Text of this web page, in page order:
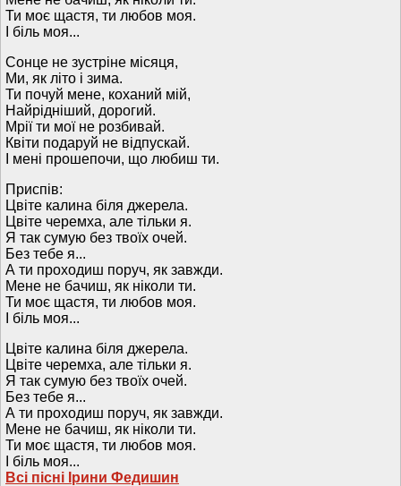
Ти моє щастя, ти любов моя.
І біль моя...
Сонце не зустріне місяця,
Ми, як літо і зима.
Ти почуй мене, коханий мій,
Найрідніший, дорогий.
Мрії ти мої не розбивай.
Квіти подаруй не відпускай.
І мені прошепочи, що любиш ти.
Приспів:
Цвіте калина біля джерела.
Цвіте черемха, але тільки я.
Я так сумую без твоїх очей.
Без тебе я...
А ти проходиш поруч, як завжди.
Мене не бачиш, як ніколи ти.
Ти моє щастя, ти любов моя.
І біль моя...
Цвіте калина біля джерела.
Цвіте черемха, але тільки я.
Я так сумую без твоїх очей.
Без тебе я...
А ти проходиш поруч, як завжди.
Мене не бачиш, як ніколи ти.
Ти моє щастя, ти любов моя.
І біль моя...
Всі пісні Ірини Федишин